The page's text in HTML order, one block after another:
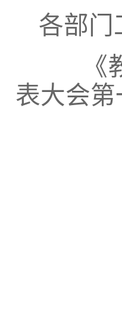
各部门
《教
表大会